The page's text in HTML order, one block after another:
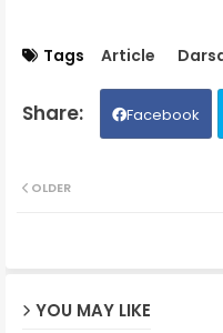
Tags Article
Facebook
OLDER
YOU MAY LIKE